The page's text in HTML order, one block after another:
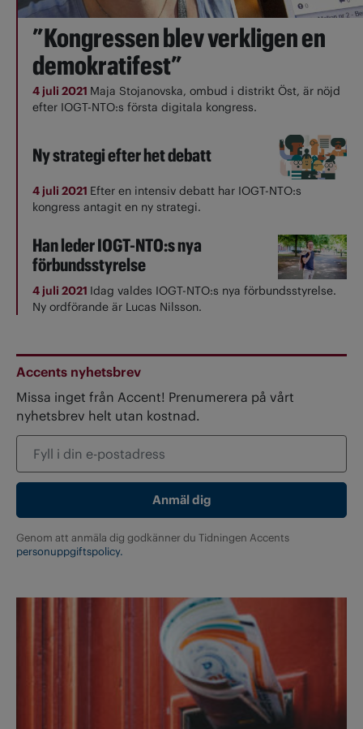
”Kongressen blev verkligen en
demokratifest”
4 juli 2021 Maja Stojanovska, ombud i distrikt Öst, är nöjd
efter IOGT-NTO:s första digitala kongress.
Ny strategi efter het debatt
4 juli 2021 Efter en intensiv debatt har IOGT-NTO:s
kongress antagit en ny strategi.
Han leder IOGT-NTO:s nya
förbundsstyrelse
4 juli 2021 Idag valdes IOGT-NTO:s nya förbundsstyrelse.
Ny ordförande är Lucas Nilsson.
Accents nyhetsbrev
Missa inget från Accent! Prenumerera på vårt
nyhetsbrev helt utan kostnad.
Genom att anmäla dig godkänner du Tidningen Accents
personuppgiftspolicy.